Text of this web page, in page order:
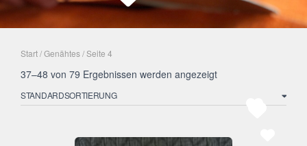
Start/Genähtes/ Seite 4
37–48 von 79 Ergebnissen werden angezeigt